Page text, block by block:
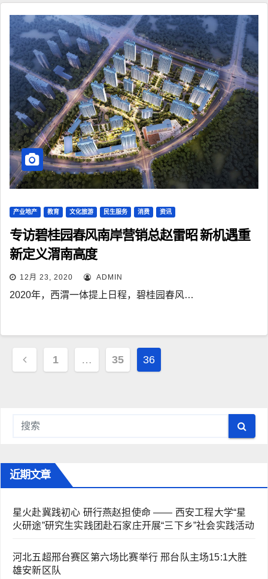
产业地产 教育 文化旅游 民生服务 消费 资讯
专访碧桂园春风南岸营销总赵雷昭 新机遇重
新定义渭南高度
12月 23, 2020 ADMIN
2020年，西渭一体提上日程，碧桂园春风…
文
航
1 … 35 36
近期文章
星火赴冀践初心 研行燕赵担使命 —— 西安工程大学“星
火研途”研究生实践团赴石家庄开展“三下乡”社会实践活动
河北五超邢台赛区第六场比赛举行 邢台队主场15:1大胜
雄安新区队